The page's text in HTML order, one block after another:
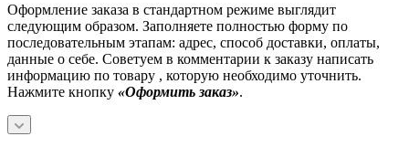
Оформление заказа в стандартном режиме выглядит
следующим образом. Заполняете полностью форму по
последовательным этапам: адрес, способ доставки, оплаты,
данные о себе. Советуем в комментарии к заказу написать
информацию по товару , которую необходимо уточнить.
Нажмите кнопку «Оформить заказ».